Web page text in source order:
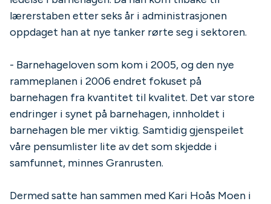
lærerstaben etter seks år i administrasjonen
oppdaget han at nye tanker rørte seg i sektoren.
- Barnehageloven som kom i 2005, og den nye
rammeplanen i 2006 endret fokuset på
barnehagen fra kvantitet til kvalitet. Det var store
endringer i synet på barnehagen, innholdet i
barnehagen ble mer viktig. Samtidig gjenspeilet
våre pensumlister lite av det som skjedde i
samfunnet, minnes Granrusten.
Dermed satte han sammen med Kari Hoås Moen i